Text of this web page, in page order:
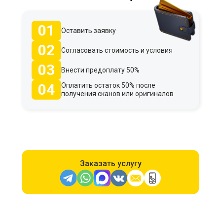
01 Оставить заявку
02 Согласовать стоимость и условия
03 Внести предоплату 50%
04
Оплатить остаток 50% после
получения сканов или оригиналов
Заказать услугу